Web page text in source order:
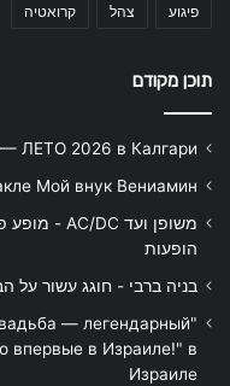
פיגוע צהל קרואטיה
תוכן מקודם
— ЛЕТО 2026 в Калгари
Мой внук Вениамин
הופעות
בניה ברבי - חוגג עשור על הבמות! 2026 - כרטיסים
— легендарный
впервые в Израиле!" в
Израиле